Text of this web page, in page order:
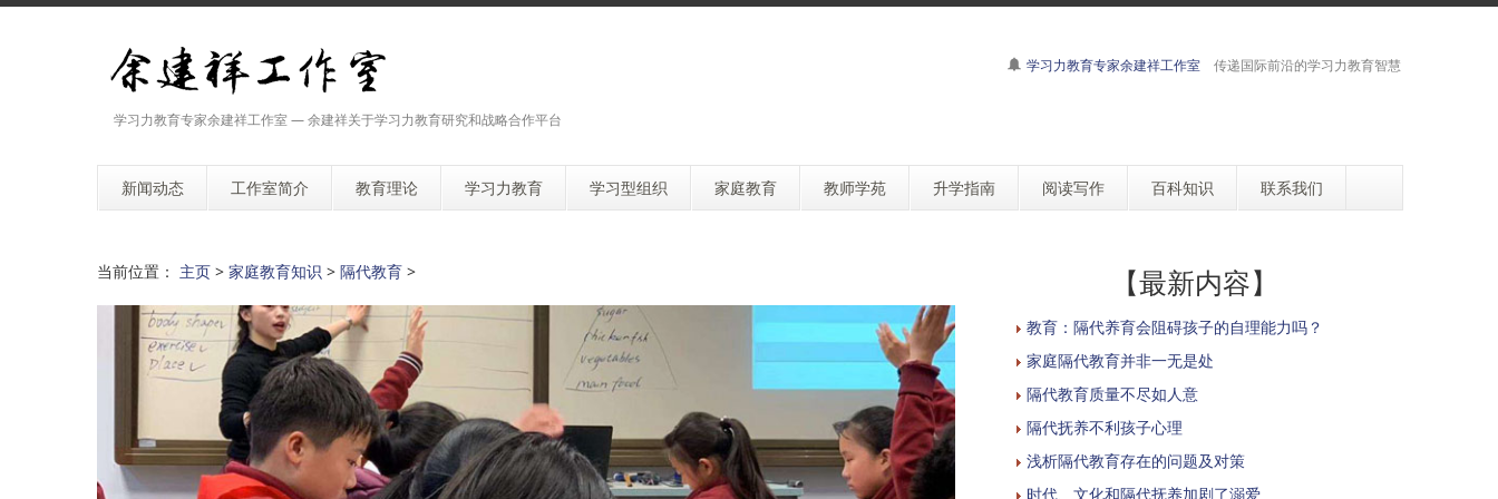
学习力教育专家余建祥工作室 — 余建祥关于学习力教育研究和战略合作平台
学习力教育专家余建祥工作室 传递国际前沿的学习力教育智慧
新闻动态 工作室简介 教育理论 学习力教育 学习型组织 家庭教育 教师学苑 升学指南 阅读写作 百科知识 联系我们
当前位置： 主页 > 家庭教育知识 > 隔代教育 > 【最新内容】
教育：隔代养育会阻碍孩子的自理能力吗？
家庭隔代教育并非一无是处
隔代教育质量不尽如人意
隔代抚养不利孩子心理
浅析隔代教育存在的问题及对策
时代、文化和隔代抚养加剧了溺爱